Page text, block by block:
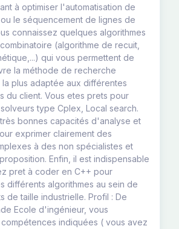
à optimiser l'automatisation de
le séquencement de lignes de
connaissez quelques algorithmes
(algorithme de recuit,
qui vous permettent de
la méthode de recherche
plus adaptée aux différentes
du client. Vous etes prets pour
type Cplex, Local search.
bonnes capacités d'analyse et
exprimer clairement des
à des non spécialistes et
Enfin, il est indispensable
pret à coder en C++ pour
différents algorithmes au sein de
de taille industrielle. Profil : De
Ecole d'ingénieur, vous
indiquées ( vous avez